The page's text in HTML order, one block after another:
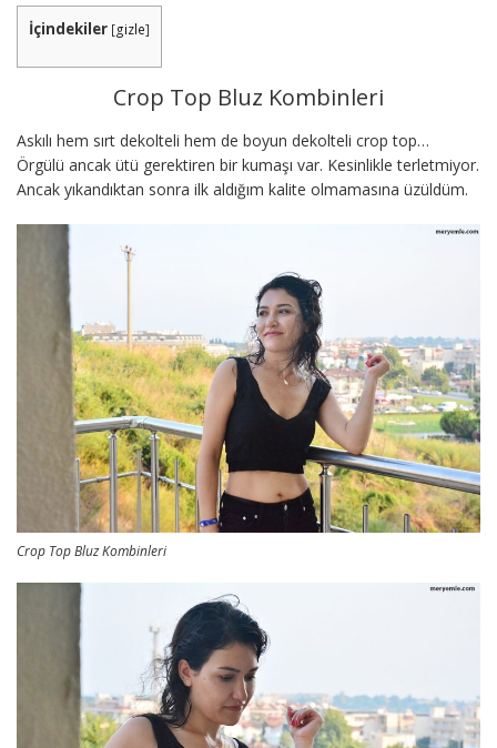
İçindekiler [gizle]
Crop Top Bluz Kombinleri
Askılı hem sırt dekolteli hem de boyun dekolteli crop top…
Örgülü ancak ütü gerektiren bir kumaşı var. Kesinlikle terletmiyor.
Ancak yıkandıktan sonra ilk aldığım kalite olmamasına üzüldüm.
Crop Top Bluz Kombinleri